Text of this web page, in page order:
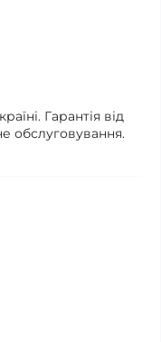
Гарантія від
обслуговування.